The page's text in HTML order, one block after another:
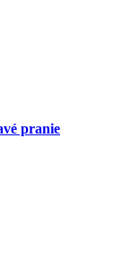
pranie